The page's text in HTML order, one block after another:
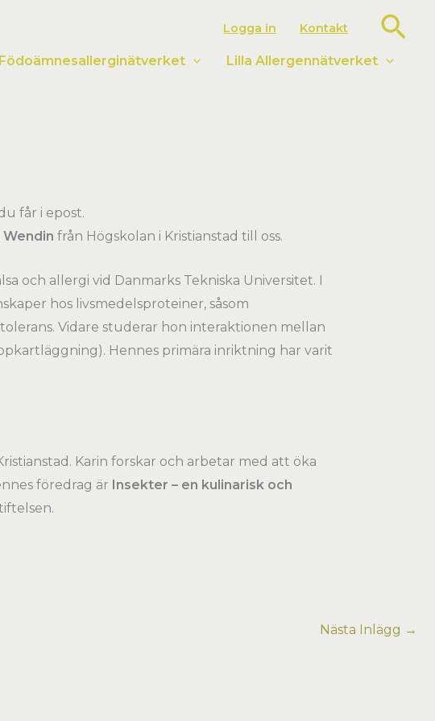
Logga in Kontakt Sök
Födoämnesallerginätverket Lilla Allergennätverket
får i epost.
Wendin från Högskolan i Kristianstad till oss.
och allergi vid Danmarks Tekniska Universitet. I
hos livsmedelsproteiner, såsom
Vidare studerar hon interaktionen mellan
Hennes primära inriktning har varit
Karin forskar och arbetar med att öka
föredrag är Insekter – en kulinarisk och
Nästa Inlägg →